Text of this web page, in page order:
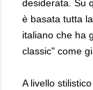
desiderata. Su
è basata tutta
italiano che ha
classic" come
A livello